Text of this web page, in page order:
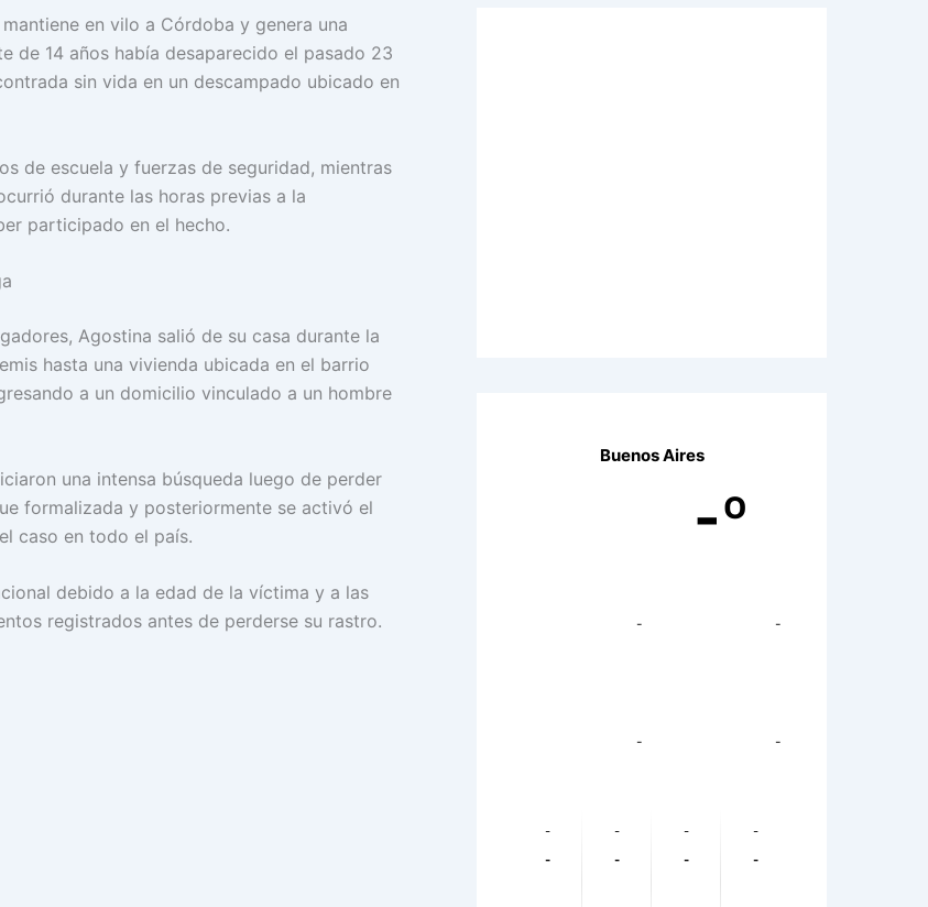
en vilo a Córdoba y genera una
de 14 años había desaparecido el pasado 23
sin vida en un descampado ubicado en
de escuela y fuerzas de seguridad, mientras
durante las horas previas a la
participado en el hecho.
Agostina salió de su casa durante la
hasta una vivienda ubicada en el barrio
a un domicilio vinculado a un hombre
una intensa búsqueda luego de perder
formalizada y posteriormente se activó el
caso en todo el país.
debido a la edad de la víctima y a las
registrados antes de perderse su rastro.
Buenos Aires
-º
- -
- -
-
-
-
-
-
-
-
-